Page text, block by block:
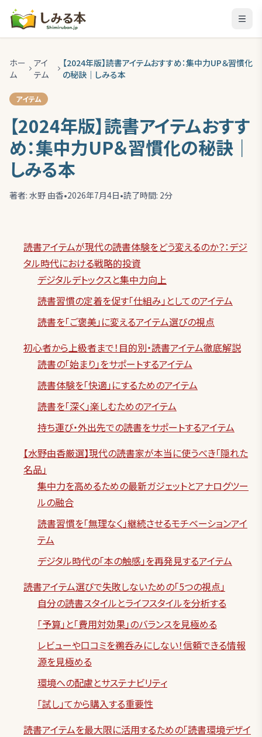
ホー
ム
アイ
テム
【2024年版】読書アイテムおすすめ：集中力UP＆習慣化
の秘訣｜しみる本
アイテム
【2024年版】読書アイテムおすす
め：集中力UP＆習慣化の秘訣｜
しみる本
著者: 水野 由香•2026年7月4日•読了時間: 2分
読書アイテムが現代の読書体験をどう変えるのか？：デジ
タル時代における戦略的投資
デジタルデトックスと集中力向上
読書習慣の定着を促す「仕組み」としてのアイテム
読書を「ご褒美」に変えるアイテム選びの視点
初心者から上級者まで！目的別・読書アイテム徹底解説
読書の「始まり」をサポートするアイテム
読書体験を「快適」にするためのアイテム
読書を「深く」楽しむためのアイテム
持ち運び・外出先での読書をサポートするアイテム
【水野由香厳選】現代の読書家が本当に使うべき「隠れた
名品」
集中力を高めるための最新ガジェットとアナログツー
ルの融合
読書習慣を「無理なく」継続させるモチベーションアイ
テム
デジタル時代の「本の触感」を再発見するアイテム
読書アイテム選びで失敗しないための「5つの視点」
自分の読書スタイルとライフスタイルを分析する
「予算」と「費用対効果」のバランスを見極める
レビューや口コミを鵜呑みにしない！信頼できる情報
源を見極める
環境への配慮とサステナビリティ
「試し」てから購入する重要性
読書アイテムを最大限に活用するための「読書環境デザイ